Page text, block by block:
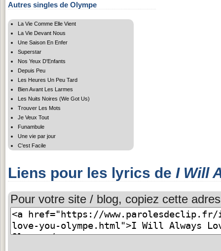
Autres singles de Olympe
La Vie Comme Elle Vient
La Vie Devant Nous
Une Saison En Enfer
Superstar
Nos Yeux D'Enfants
Depuis Peu
Les Heures Un Peu Tard
Bien Avant Les Larmes
Les Nuits Noires (We Got Us)
Trouver Les Mots
Je Veux Tout
Funambule
Une vie par jour
C'est Facile
Liens pour les lyrics de I Will
Pour votre site / blog, copiez cette